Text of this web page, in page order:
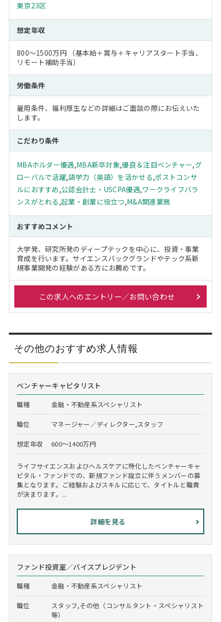
東京23区
想定年収
800～1500万円 （基本給＋賞与＋キャリアスタート手当、
リモート補助手当）
労働条件
雇用条件、福利厚生などの詳細はご面談の際にお伝えいた
します。
こだわり条件
MBAホルダー優遇,MBA新卒対象,優良＆注目ベンチャー,グ
ローバルで活躍,語学力（英語）を活かせる,ポストコンサ
ルにおすすめ ,公認会計士・USCPA優遇,ワークライフバラ
ンスがとれる ,起業・創業に役立つ,M&A関連業務
おすすめコメント
大学発、研究所発のディープテックを中心に、投資・事業
育成を行います。サイエンスバックグランドやテック系新
規事業開発の経験がある方にお薦めです。
この求人へのエントリー／お問い合わせ
その他のおすすめ求人情報
ベンチャーキャピタリスト
職種 金融・不動産系スペシャリスト
職位 マネージャー／ディレクター,スタッフ
想定年収 600～1400万円
ライフサイエンスおよびヘルスケアに特化したベンチャーキャ
ピタル・ファンドでの、新規ファンド設立に伴うメンバーの募
集となります。ご経験およびスキルに応じて、タイトルと職責
が決まります。...
詳細を見る
ファンド投資室／バイスプレジデント
職種 金融・不動産系スペシャリスト
職位
スタッフ,その他（コンサルタント・スペシャリスト
等）